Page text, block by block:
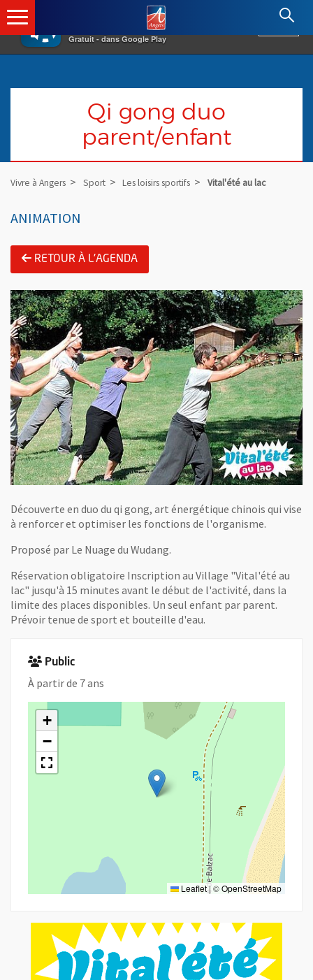
×
Gratuit - dans Google Play
Angers.fr : Retour à l'accueil
Qi gong duo
parent/enfant
Vivre à Angers Sport Les loisirs sportifs Vital'été au lac
ANIMATION
RETOUR À L'AGENDA
Découverte en duo du qi gong, art énergétique chinois qui vise
à renforcer et optimiser les fonctions de l'organisme.
Proposé par Le Nuage du Wudang.
Réservation obligatoire Inscription au Village "Vital'été au
lac" jusqu'à 15 minutes avant le début de l'activité, dans la
limite des places disponibles. Un seul enfant par parent.
Prévoir tenue de sport et bouteille d'eau.
Public
À partir de 7 ans
+
−
Leaflet|©OpenStreetMap